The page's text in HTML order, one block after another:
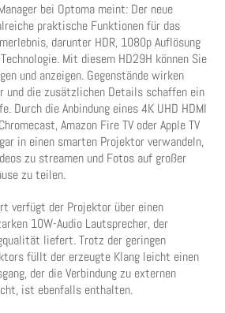
bei Optoma meint: Der neue
praktische Funktionen für das
darunter HDR, 1080p Auflösung
Mit diesem HD29H können Sie
und anzeigen. Gegenstände wirken
und die zusätzlichen Details schaffen ein
Durch die Anbindung eines 4K UHD HDMI
Amazon Fire TV oder Apple TV
in einen smarten Projektor verwandeln,
zu streamen und Fotos auf großer
zu teilen.
verfügt der Projektor über einen
10W-Audio Lautsprecher, der
liefert. Trotz der geringen
füllt der erzeugte Klang leicht einen
der die Verbindung zu externen
ist ebenfalls enthalten.